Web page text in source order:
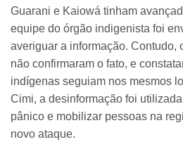
Guarani e Kaiowá tinham
equipe do órgão indigenista foi
averiguar a informação. Contudo,
não confirmaram o fato, e
indígenas seguiam nos mesmos
Cimi, a desinformação foi
pânico e mobilizar pessoas na
novo ataque.